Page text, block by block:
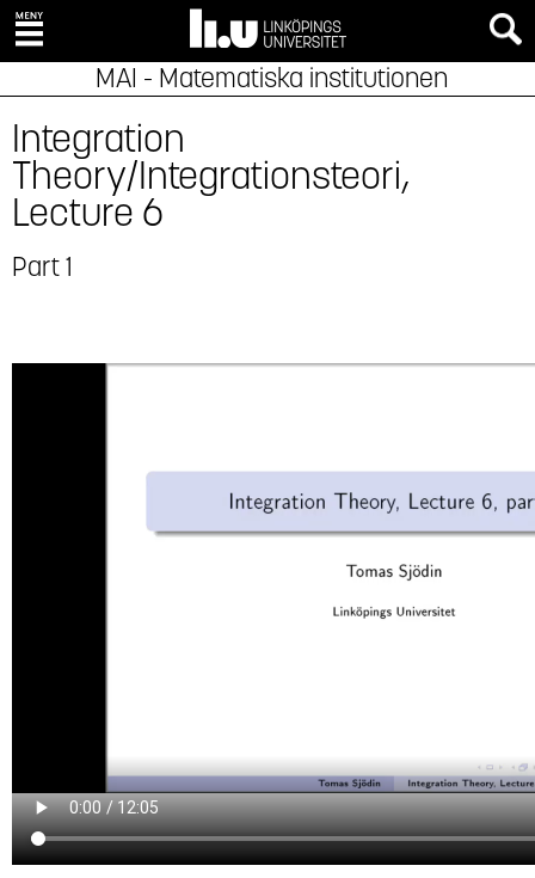
MAI - Matematiska institutionen
Integration
Theory/Integrationsteori,
Lecture 6
Part 1